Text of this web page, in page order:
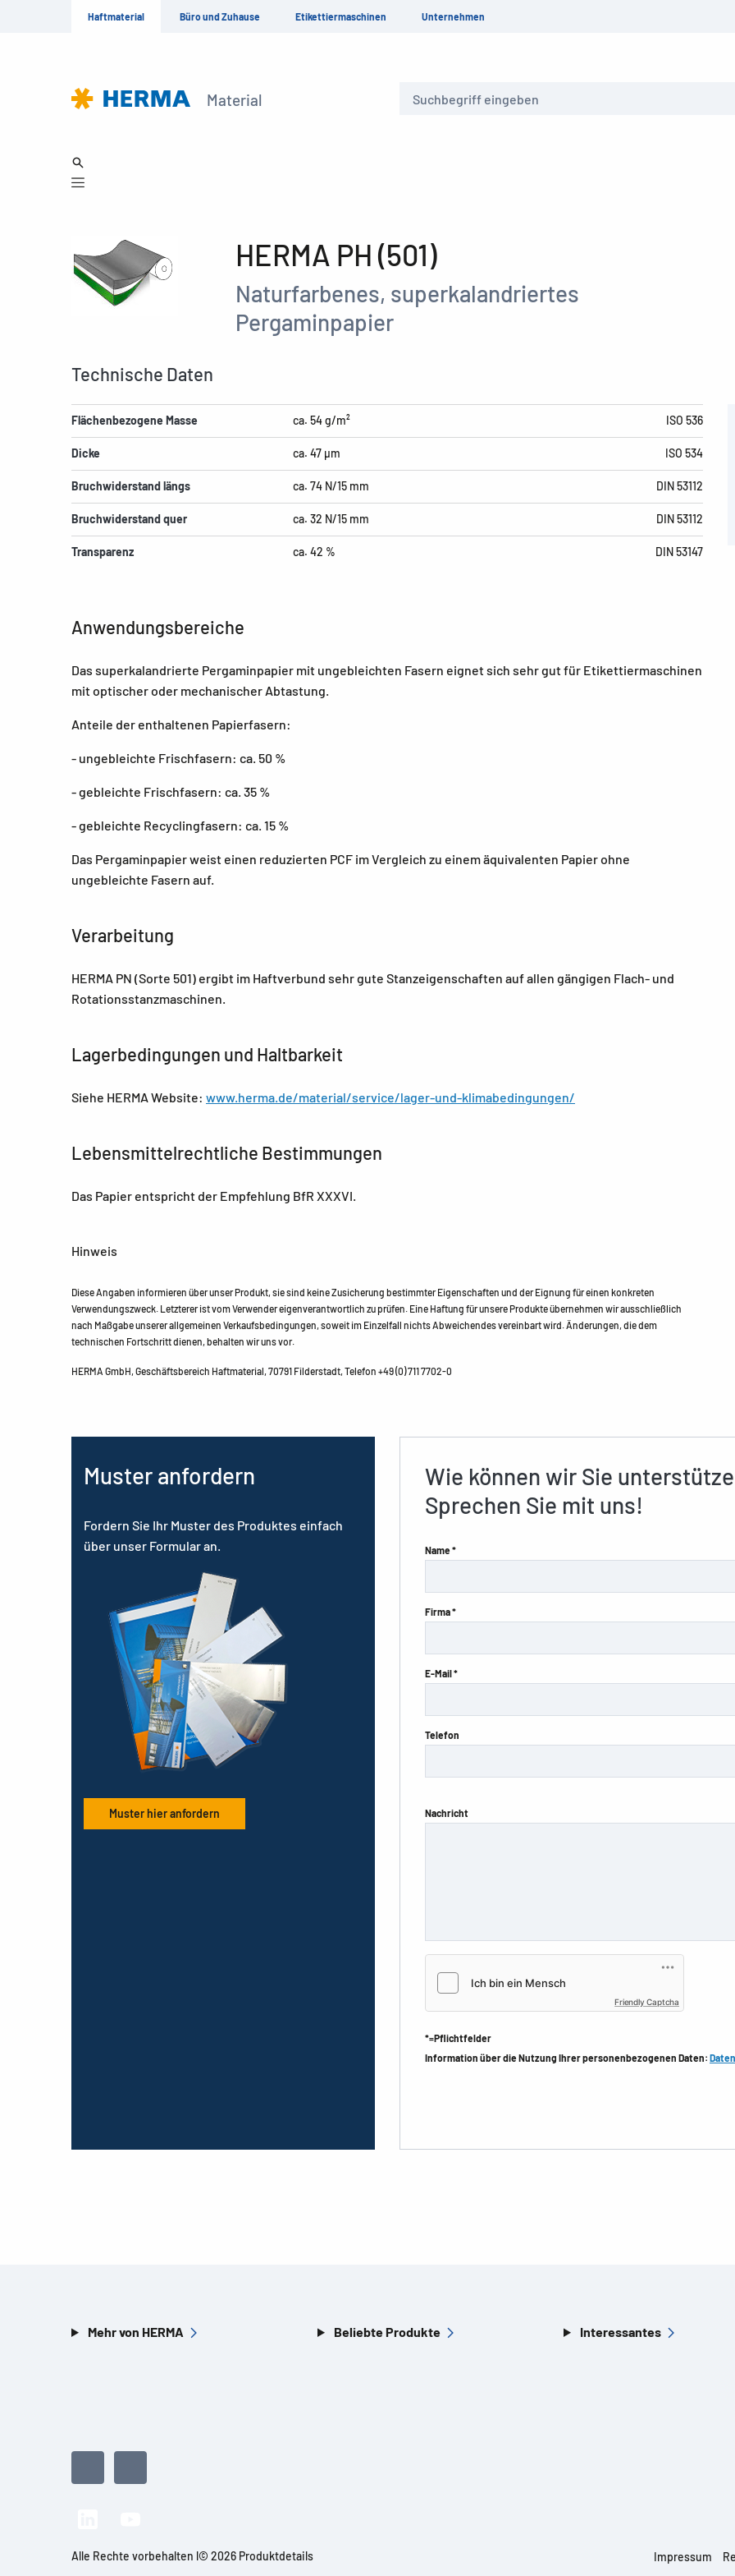
Haftmaterial Büro und Zuhause Etikettiermaschinen Unternehmen
Material
HERMA PH (501)
Naturfarbenes, superkalandriertes
Pergaminpapier
Technische Daten
Flächenbezogene Masse ca. 54 g/m² ISO 536
Dicke ca. 47 µm ISO 534
Bruchwiderstand längs ca. 74 N/15 mm DIN 53112
Bruchwiderstand quer ca. 32 N/15 mm DIN 53112
Transparenz ca. 42 % DIN 53147
Anwendungsbereiche
Das superkalandrierte Pergaminpapier mit ungebleichten Fasern eignet sich sehr gut für Etikettiermaschinen
mit optischer oder mechanischer Abtastung.
Anteile der enthaltenen Papierfasern:
- ungebleichte Frischfasern: ca. 50 %
- gebleichte Frischfasern: ca. 35 %
- gebleichte Recyclingfasern: ca. 15 %
Das Pergaminpapier weist einen reduzierten PCF im Vergleich zu einem äquivalenten Papier ohne
ungebleichte Fasern auf.
Verarbeitung
HERMA PN (Sorte 501) ergibt im Haftverbund sehr gute Stanzeigenschaften auf allen gängigen Flach- und
Rotationsstanzmaschinen.
Lagerbedingungen und Haltbarkeit
Siehe HERMA Website: www.herma.de/material/service/lager-und-klimabedingungen/
Lebensmittelrechtliche Bestimmungen
Das Papier entspricht der Empfehlung BfR XXXVI.
Hinweis
Diese Angaben informieren über unser Produkt, sie sind keine Zusicherung bestimmter Eigenschaften und der Eignung für einen konkreten
Verwendungszweck. Letzterer ist vom Verwender eigenverantwortlich zu prüfen. Eine Haftung für unsere Produkte übernehmen wir ausschließlich
nach Maßgabe unserer allgemeinen Verkaufsbedingungen, soweit im Einzelfall nichts Abweichendes vereinbart wird. Änderungen, die dem
technischen Fortschritt dienen, behalten wir uns vor.
HERMA GmbH, Geschäftsbereich Haftmaterial, 70791 Filderstadt, Telefon +49 (0) 711 7702-0
Muster anfordern
Fordern Sie Ihr Muster des Produktes einfach
über unser Formular an.
Muster hier anfordern
Wie können wir Sie
Sprechen Sie mit uns!
Name *
Firma *
E-Mail *
Telefon
Nachricht
Friendly Captcha
*=Pflichtfelder
Information über die Nutzung Ihrer personenbezogenen Daten:
Mehr von HERMA Beliebte Produkte Interessantes
Alle Rechte vorbehalten l© 2026 Produktdetails Impressum